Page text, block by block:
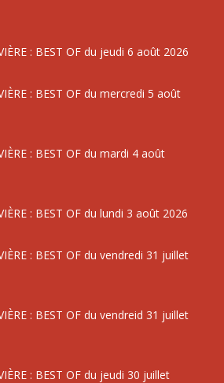
: BEST OF du jeudi 6 août 2026
: BEST OF du mercredi 5 août
: BEST OF du mardi 4 août
: BEST OF du lundi 3 août 2026
: BEST OF du vendredi 31 juillet
: BEST OF du vendreid 31 juillet
: BEST OF du jeudi 30 juillet